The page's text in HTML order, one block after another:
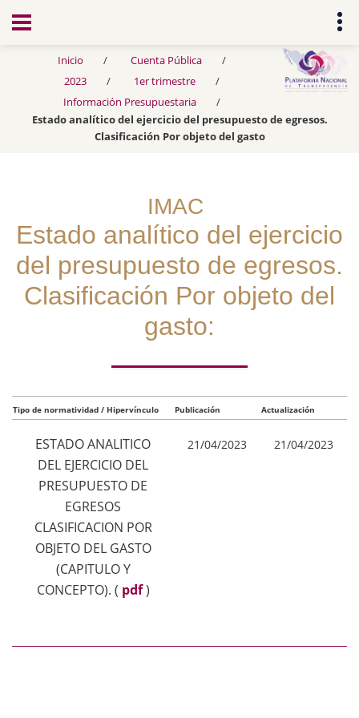
Transparencia
Inicio
Cuenta Pública
2023
1er trimestre
Información Presupuestaria
Estado analítico del ejercicio del presupuesto de egresos.
Clasificación Por objeto del gasto
IMAC
Estado analítico del ejercicio
del presupuesto de egresos.
Clasificación Por objeto del
gasto:
Tipo de normatividad / Hipervínculo Publicación Actualización
ESTADO ANALITICO
DEL EJERCICIO DEL
PRESUPUESTO DE
EGRESOS
CLASIFICACION POR
OBJETO DEL GASTO
(CAPITULO Y
CONCEPTO). ( pdf )
21/04/2023 21/04/2023